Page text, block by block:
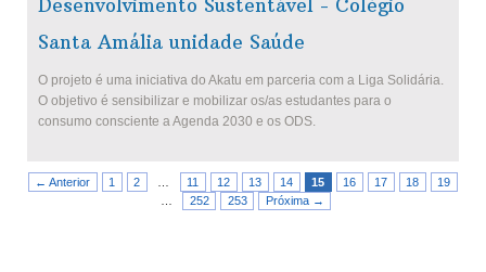
Desenvolvimento Sustentável - Colégio
Santa Amália unidade Saúde
O projeto é uma iniciativa do Akatu em parceria com a Liga Solidária.
O objetivo é sensibilizar e mobilizar os/as estudantes para o
consumo consciente a Agenda 2030 e os ODS.
← Anterior 1 2 11 12 13 14 15 16 17 18
19
252 253 Próxima →